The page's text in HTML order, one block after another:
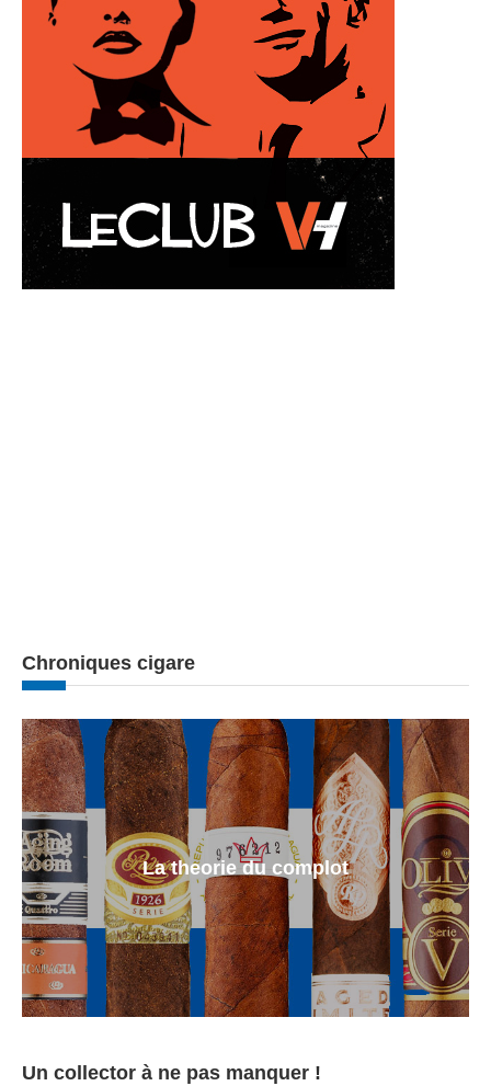
Chroniques cigare
La theorie du complot
Un collector à ne pas manquer !